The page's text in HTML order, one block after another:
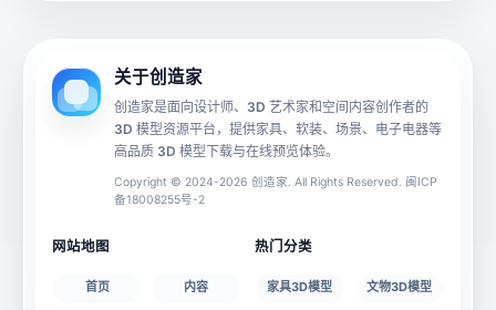
文件大小
关于创造家
创造家是面向设计师、3D 艺术家和空间内容创作者的
3D 模型资源平台，提供家具、软装、场景、电子电器等
高品质 3D 模型下载与在线预览体验。
Copyright © 2024-2026 创造家. All Rights Reserved. 闽ICP
备18008255号-2
网站地图
首页 内容
热门分类
家具3D模型 文物3D模型